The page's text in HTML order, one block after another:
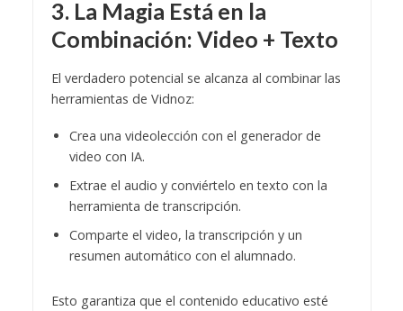
3. La Magia Está en la
Combinación: Video + Texto
El verdadero potencial se alcanza al combinar las
herramientas de Vidnoz:
Crea una videolección con el generador de
video con IA.
Extrae el audio y conviértelo en texto con la
herramienta de transcripción.
Comparte el video, la transcripción y un
resumen automático con el alumnado.
Esto garantiza que el contenido educativo esté